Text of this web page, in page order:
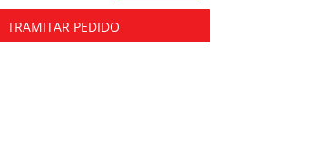
TRAMITAR PEDIDO